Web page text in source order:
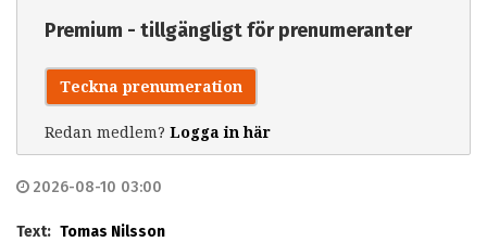
Premium - tillgängligt för prenumeranter
Teckna prenumeration
Redan medlem? Logga in här
2026-08-10 03:00
Text: Tomas Nilsson